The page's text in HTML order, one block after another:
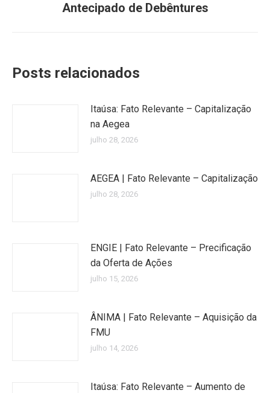
post:
Antecipado de Debêntures
Posts relacionados
Itaúsa: Fato Relevante – Capitalização
na Aegea
julho 28, 2026
AEGEA | Fato Relevante – Capitalização
julho 28, 2026
ENGIE | Fato Relevante – Precificação
da Oferta de Ações
julho 15, 2026
ÂNIMA | Fato Relevante – Aquisição da
FMU
julho 14, 2026
Itaúsa: Fato Relevante – Aumento de